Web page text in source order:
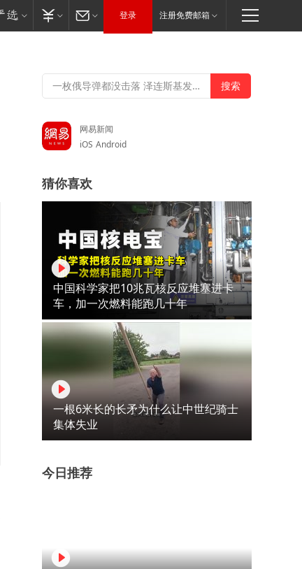
登录 注册免费邮箱
网易新闻
iOS Android
猜你喜欢
中国科学家把10兆瓦核反应堆塞进卡
车，加一次燃料能跑几十年
一根6米长的长矛为什么让中世纪骑士
集体失业
今日推荐